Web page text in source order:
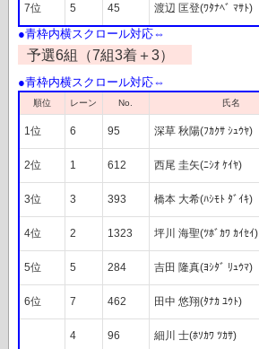
7位 5 45 渡辺 匡登(ﾜﾀﾅﾍﾞ ﾏｻﾄ)
予選6組（7組3着＋3）
順位 レーン No. 氏名
1位 6 95 深草 秋陽(ﾌｶｸｻ ｼｭｳﾔ)
2位 1 612 西尾 圭矢(ﾆｼｵ ｹｲﾔ)
3位 3 393 橋本 大希(ﾊｼﾓﾄ ﾀﾞｲｷ)
4位 2 1323 坪川 海聖(ﾂﾎﾞｶﾜ ｶｲｾｲ)
5位 5 284 吉田 隆真(ﾖｼﾀﾞ ﾘｭｳﾏ)
6位 7 462 田中 悠翔(ﾀﾅｶ ﾕｳﾄ)
4 96 細川 士(ﾎｿｶﾜ ﾂｶｻ)